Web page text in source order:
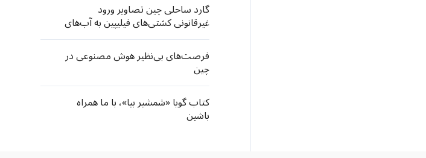
گارد ساحلی چین تصاویر ورود
غیرقانونی کشتی‌های فیلیپین به آب‌های
جزیره‌ «هوانگ‌یان» را منتشر کرد
فرصت‌های بی‌نظیر هوش مصنوعی در
چین
کتاب گویا «شمشیر بیا»، با ما همراه
باشین